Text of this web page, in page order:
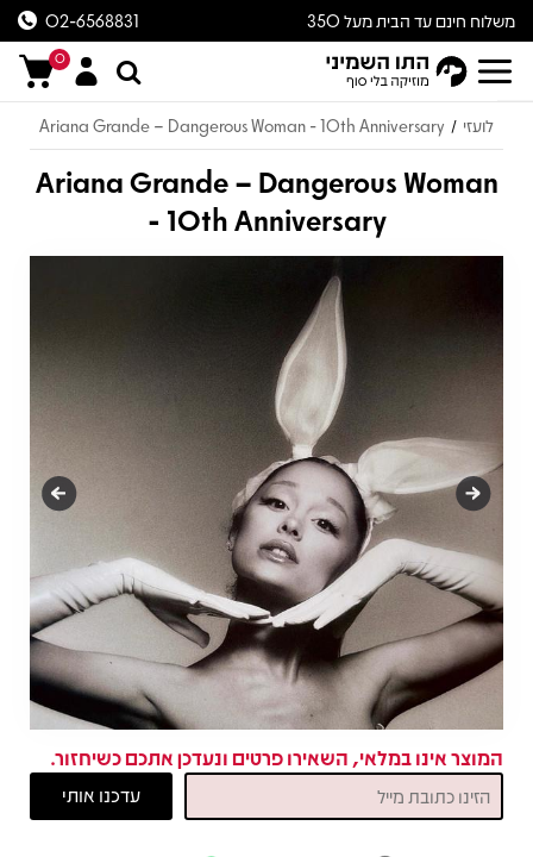
משלוח חינם עד הבית מעל 350
ש״ח
02-6568831
0
לועזי /
Ariana Grande – Dangerous Woman - 10th Anniversary
Ariana Grande – Dangerous Woman
- 10th Anniversary
המוצר אינו במלאי, השאירו פרטים ונעדכן אתכם כשיחזור.